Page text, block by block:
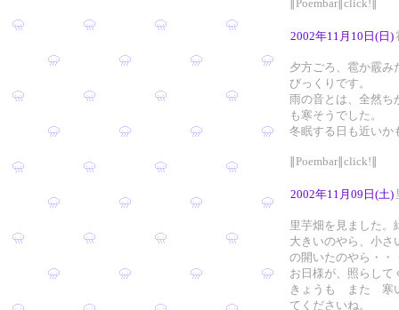
∥Poembar∥click!∥
2002年11月10日(日)
夕方ごろ、雹か霰み
びっくりです。
雨の音とは、全然ち
も寒そうでした。
冬眠する日も近いか
∥Poembar∥click!∥
2002年11月09日(土)
里芋畑を見ました。
大きいのやら、小さ
の開いたのやら・
お日様が、照らして
きょうも また 寒
てくださいね。